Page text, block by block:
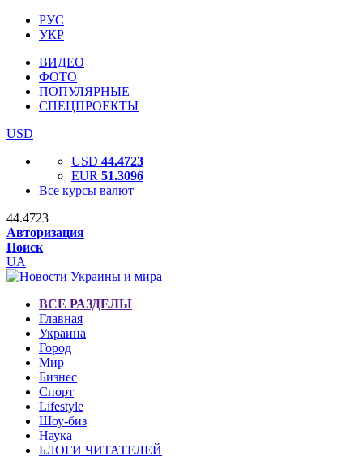
РУС
УКР
ВИДЕО
ФОТО
ПОПУЛЯРНЫЕ
СПЕЦПРОЕКТЫ
USD
USD 44.4723
EUR 51.3096
Все курсы валют
44.4723
Авторизация
Поиск
UA
ВСЕ РАЗДЕЛЫ
Главная
Украина
Город
Мир
Бизнес
Спорт
Lifestyle
Шоу-биз
Наука
БЛОГИ ЧИТАТЕЛЕЙ